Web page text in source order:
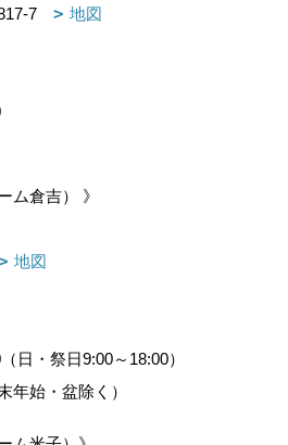
7
地図
ム倉吉） 》
地図
日・祭日9:00～18:00）
年始・盆除く）